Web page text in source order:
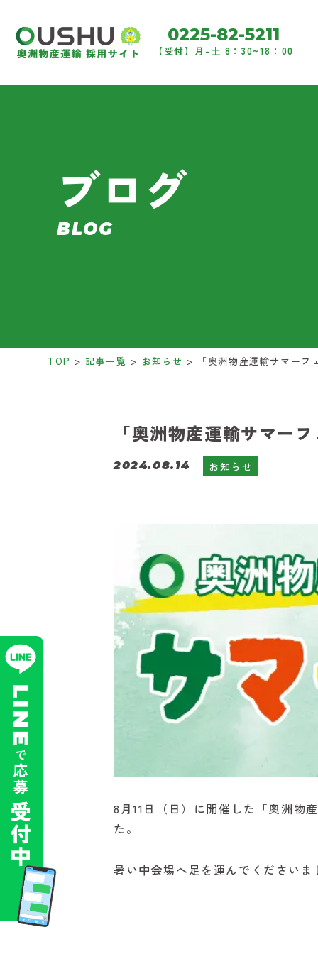
0225-82-5211
【受付】月-土 8：30~18：00
ブログ
BLOG
TOP > 記事一覧 > お知らせ >
「奥洲物産運輸サマー
2024.08.14 お知らせ
8月11日（日）に開催した「奥洲物
た。
暑い中会場へ足を運んでください